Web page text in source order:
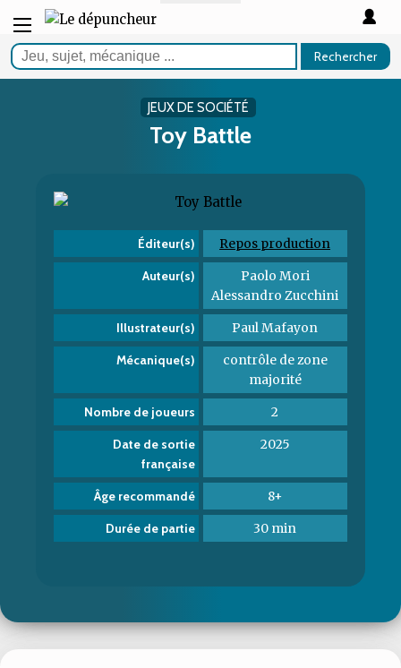
Rechercher
JEUX DE SOCIÉTÉ
Toy Battle
Éditeur(s) Repos production
Auteur(s)
Paolo Mori
Alessandro Zucchini
Illustrateur(s) Paul Mafayon
Mécanique(s)
contrôle de zone
majorité
Nombre de joueurs 2
Date de sortie
française
2025
Âge recommandé 8+
Durée de partie 30 min